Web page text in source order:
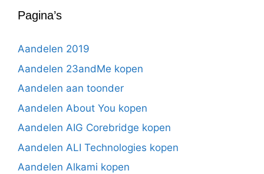
Pagina’s
Aandelen 2019
Aandelen 23andMe kopen
Aandelen aan toonder
Aandelen About You kopen
Aandelen AIG Corebridge kopen
Aandelen ALI Technologies kopen
Aandelen Alkami kopen